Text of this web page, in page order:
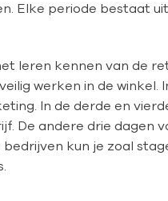
Elke periode bestaat
leren kennen van de
werken in de winkel.
In de derde en
De andere drie dagen
kun je zoal